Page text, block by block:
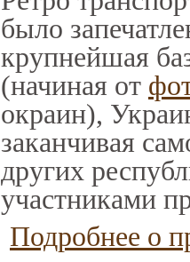
было
крупнейшая
(начиная от
окраин),
заканчивая
других
участниками
Подробнее о